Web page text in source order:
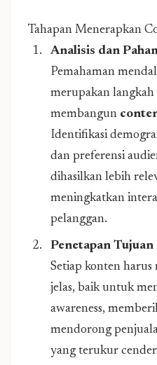
Tahapan Menerapkan
Analisis dan
Pemahaman
merupakan
membangun
Identifikasi
dan preferensi
dihasilkan lebih
meningkatkan
pelanggan.
Penetapan
Setiap konten
jelas, baik untuk
awareness,
mendorong
yang terukur